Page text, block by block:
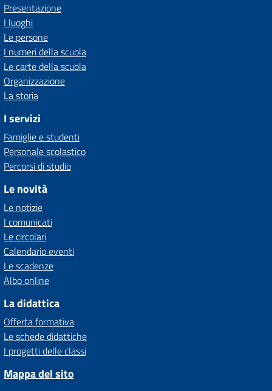
Presentazione
I luoghi
Le persone
I numeri della scuola
Le carte della scuola
Organizzazione
La storia
I servizi
Famiglie e studenti
Personale scolastico
Percorsi di studio
Le novità
Le notizie
I comunicati
Le circolari
Calendario eventi
Le scadenze
Albo online
La didattica
Offerta formativa
Le schede didattiche
I progetti delle classi
Mappa del sito